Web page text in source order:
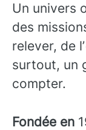
Un univers
des
relever, de
surtout, un
compter.
Fondée en